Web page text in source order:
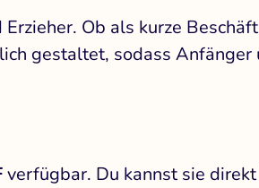
Ob als kurze
gestaltet, sodass
verfügbar. Du kannst sie